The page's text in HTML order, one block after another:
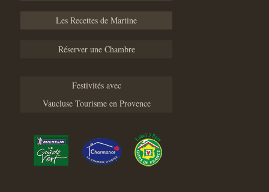
Les Recettes de Martine
Réserver une Chambre
Festivités avec
Vaucluse Tourisme en Provence